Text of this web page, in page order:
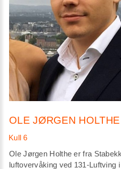
OLE JØRGEN HOLTHE
Ole Jørgen Holthe er fra
luftovervåking ved 131-Luftving